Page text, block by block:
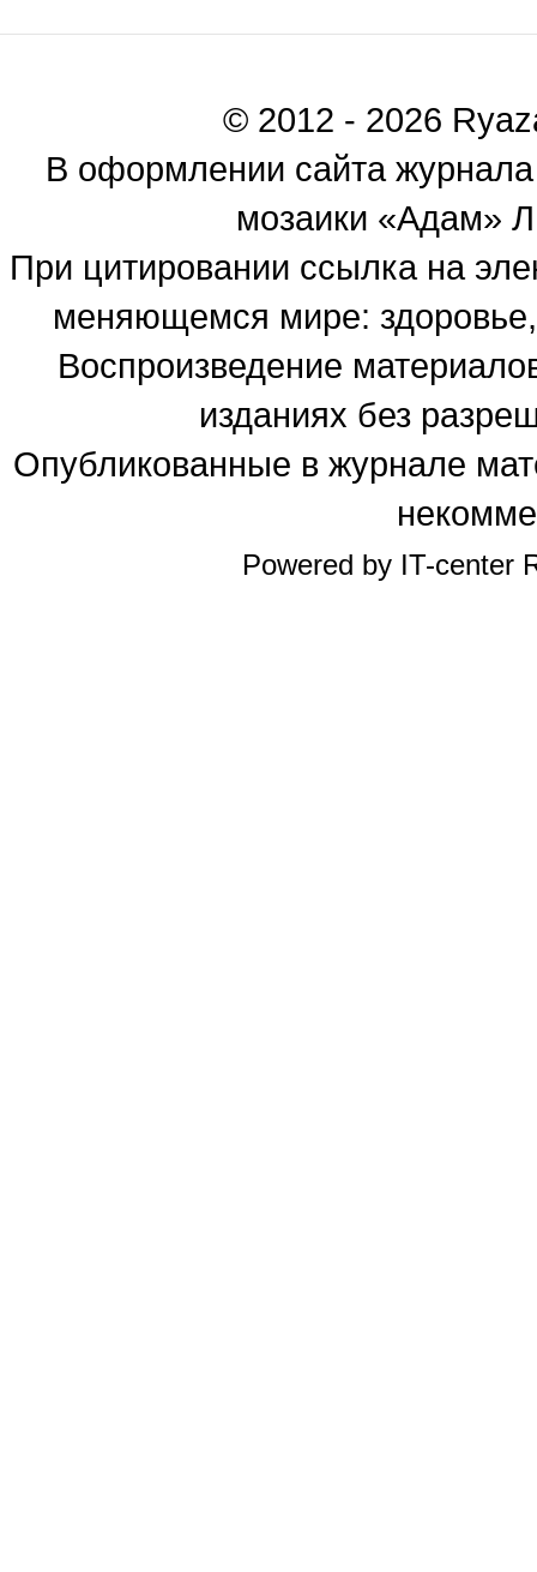
© 2012 - 2026
В оформлении сайта
мозаики «Адам»
При цитировании ссылка на
меняющемся мире: здоровье,
Воспроизведение
изданиях без
Опубликованные в журнале
Powered by IT-center